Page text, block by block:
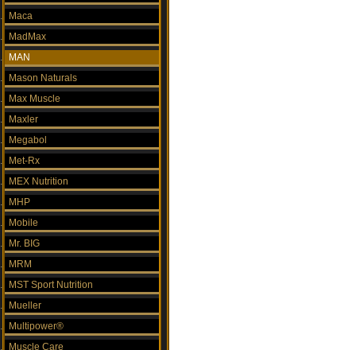
Maca
MadMax
MAN
Mason Naturals
Max Muscle
Maxler
Megabol
Met-Rx
MEX Nutrition
MHP
Mobile
Mr. BIG
MRM
MST Sport Nutrition
Mueller
Multipower®
Muscle Care